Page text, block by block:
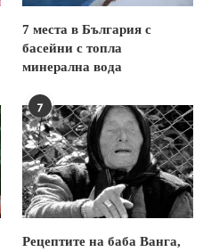
7 места в България с
басейни с топла
минерална вода
7
Рецептите на баба Ванга,